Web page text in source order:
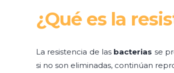
¿Qué es la
La resistencia de las bacterias se
si no son eliminadas, continúan